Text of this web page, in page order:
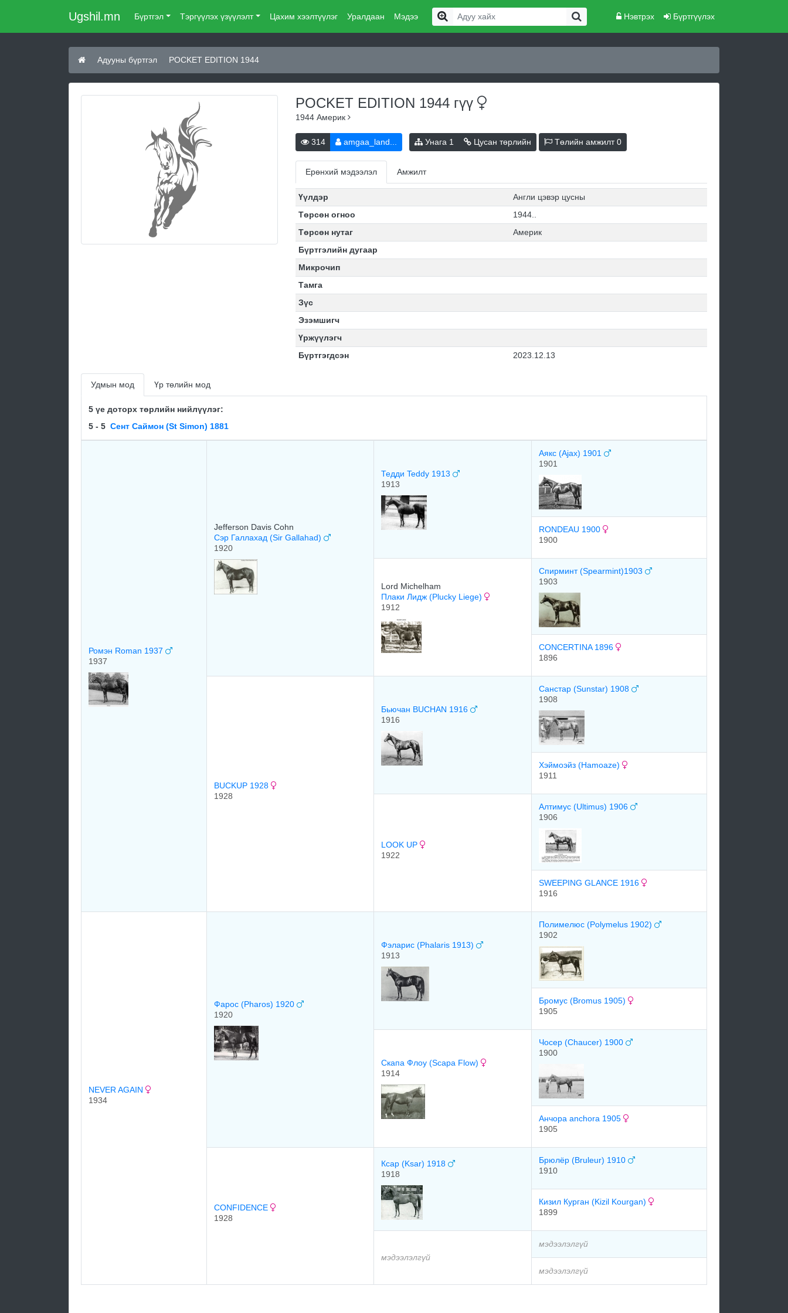
Ugshil.mn Бүртгэл Тэргүүлэх үзүүлэлт Цахим хээлтүүлэг Уралдаан Мэдээ Нэвтрэх Бүртгүүлэх
Адууны бүртгэл POCKET EDITION 1944
POCKET EDITION 1944 гүү
1944 Америк
314 amgaa_land... Унага 1 Цусан төрлийн Төлийн амжилт0
Ерөнхий мэдээлэл Амжилт
Үүлдэр
Англи цэвэр цусны
Төрсөн огноо
1944..
Төрсөн нутаг
Америк
Бүртгэлийн дугаар
Микрочип
Тамга
Зүс
Эзэмшигч
Үржүүлэгч
Бүртгэгдсэн
2023.12.13
Удмын мод Үр төлийн мод
5 үе доторх төрлийн нийлүүлэг:
5 - 5 Сент Саймон (St Simon) 1881
Ромэн Roman 1937
1937
Jefferson Davis Cohn
Сэр Галлахад (Sir Gallahad)
1920
Тедди Teddy 1913
1913
Аякс (Ajax) 1901
1901
RONDEAU 1900
1900
Lord Michelham
Плаки Лидж (Plucky Liege)
1912
Спирминт (Spearmint)1903
1903
CONCERTINA 1896
1896
BUCKUP 1928
1928
Бьючан BUCHAN 1916
1916
Санстар (Sunstar) 1908
1908
Хэймоэйз (Hamoaze)
1911
LOOK UP
1922
Алтимус (Ultimus) 1906
1906
SWEEPING GLANCE 1916
1916
NEVER AGAIN
1934
Фарос (Pharos) 1920
1920
Фэларис (Phalaris 1913)
1913
Полимелюс (Polymelus 1902)
1902
Брoмуc (Bromus 1905)
1905
Cкaпa Флоу (Scapa Flow)
1914
Чосер (Chaucer) 1900
1900
Анчора anchora 1905
1905
CONFIDENCE
1928
Ксар (Ksar) 1918
1918
Брюлёр (Bruleur) 1910
1910
Кизил Курган (Kizil Kourgan)
1899
мэдээлэлгүй
мэдээлэлгүй
мэдээлэлгүй